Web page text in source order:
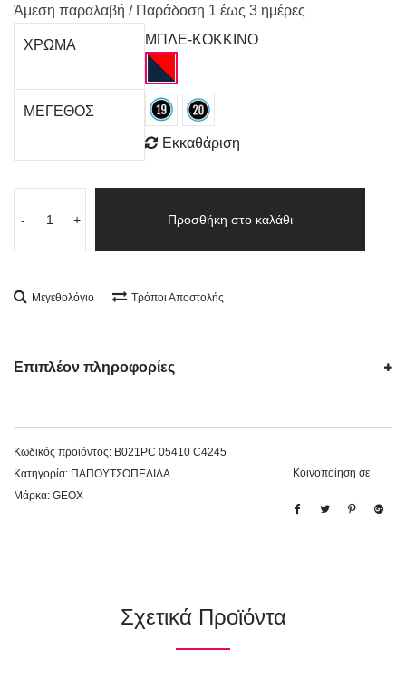
Άμεση παραλαβή / Παράδoση 1 έως 3 ημέρες
ΧΡΩΜΑ ΜΠΛΕ-ΚΟΚΚΙΝΟ
ΜΕΓΕΘΟΣ
Εκκαθάριση
- + Προσθήκη στο καλάθι
Μεγεθολόγιο Τρόποι Αποστολής
Επιπλέον πληροφορίες
Κωδικός προϊόντος: B021PC 05410 C4245
Κατηγορία: ΠΑΠΟΥΤΣΟΠΕΔΙΛΑ
Μάρκα: GEOX
Κοινοποίηση σε
Σχετικά Προϊόντα